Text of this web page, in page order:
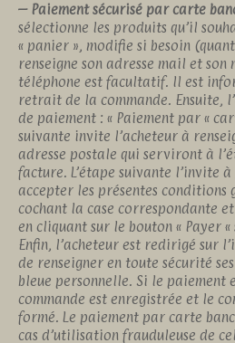
– Paiement sécurisé par carte
sélectionne les produits qu’il
« panier », modifie si besoin
renseigne son adresse mail et son
téléphone est facultatif. Il est
retrait de la commande. Ensuite,
de paiement : « Paiement par «
suivante invite l’acheteur à
adresse postale qui serviront à
facture. L’étape suivante l’invite
accepter les présentes conditions
cochant la case correspondante
en cliquant sur le bouton « Payer «
Enfin, l’acheteur est redirigé sur
de renseigner en toute sécurité
bleue personnelle. Si le paiement
commande est enregistrée et le
formé. Le paiement par carte
cas d’utilisation frauduleuse de